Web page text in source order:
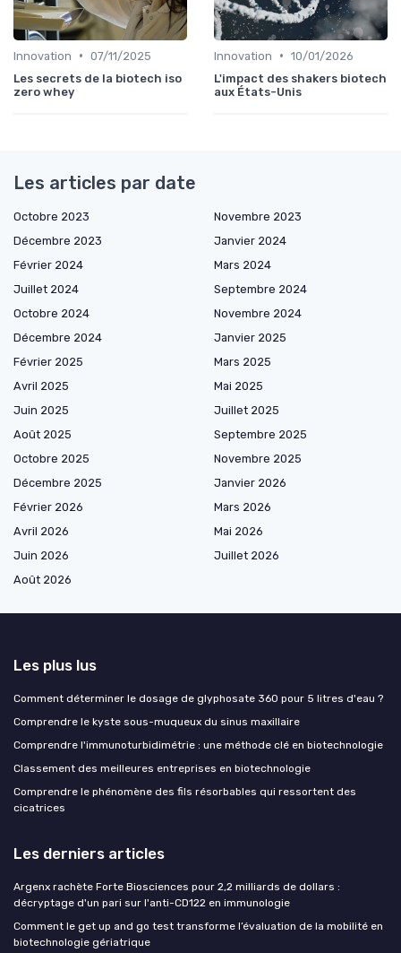
Innovation • 07/11/2025
Les secrets de la biotech iso
zero whey
Innovation • 10/01/2026
L'impact des shakers biotech
aux États-Unis
Les articles par date
Octobre 2023
Novembre 2023
Décembre 2023
Janvier 2024
Février 2024
Mars 2024
Juillet 2024
Septembre 2024
Octobre 2024
Novembre 2024
Décembre 2024
Janvier 2025
Février 2025
Mars 2025
Avril 2025
Mai 2025
Juin 2025
Juillet 2025
Août 2025
Septembre 2025
Octobre 2025
Novembre 2025
Décembre 2025
Janvier 2026
Février 2026
Mars 2026
Avril 2026
Mai 2026
Juin 2026
Juillet 2026
Août 2026
Les plus lus
Comment déterminer le dosage de glyphosate 360 pour 5 litres d'eau ?
Comprendre le kyste sous-muqueux du sinus maxillaire
Comprendre l'immunoturbidimétrie : une méthode clé en biotechnologie
Classement des meilleures entreprises en biotechnologie
Comprendre le phénomène des fils résorbables qui ressortent des
cicatrices
Les derniers articles
Argenx rachète Forte Biosciences pour 2,2 milliards de dollars :
décryptage d'un pari sur l'anti-CD122 en immunologie
Comment le get up and go test transforme l’évaluation de la mobilité en
biotechnologie gériatrique